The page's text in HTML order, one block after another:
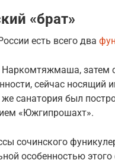
«брат»
есть всего два
затем
сейчас носящий
санатория был
«Южгипрошахт».
сочинского
особенностью